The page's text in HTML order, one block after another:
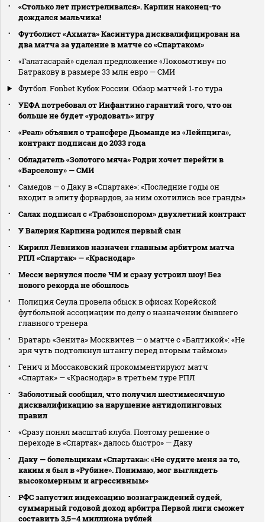
«Столько лет пристреливался». Карпин наконец-то
дождался мальчика!
Футболист «Ахмата» Касинтура дисквалифицирован на
два матча за удаление в матче со «Спартаком»
«Галатасарай» сделал предложение «Локомотиву» по
Батракову в размере 33 млн евро — СМИ
Футбол. Fonbet Кубок России. Обзор матчей 1-го тура
УЕФА потребовал от Инфантино гарантий того, что он
больше не будет «уродовать» игру
«Реал» объявил о трансфере Дьоманде из «Лейпцига»,
контракт подписан до 2033 года
Обладатель «Золотого мяча» Родри хочет перейти в
«Барселону» — СМИ
Самедов — о Даку в «Спартаке»: «Последние годы он
входит в элиту форвардов, за ним охотились все гранды»
Салах подписал с «Трабзонспором» двухлетний контракт
У Валерия Карпина родился первый сын
Кирилл Левников назначен главным арбитром матча
РПЛ «Спартак» — «Краснодар»
Месси вернулся после ЧМ и сразу устроил шоу! Без
нового рекорда не обошлось
Полиция Сеула провела обыск в офисах Корейской
футбольной ассоциации по делу о назначении бывшего
главного тренера
Вратарь «Зенита» Москвичев — о матче с «Балтикой»: «Не
зря чуть подтолкнул штангу перед вторым таймом»
Генич и Моссаковский прокомментируют матч
«Спартак» — «Краснодар» в третьем туре РПЛ
Заболотный сообщил, что получил шестимесячную
дисквалификацию за нарушение антидопинговых
правил
«Сразу понял масштаб клуба. Поэтому решение о
переходе в «Спартак» далось быстро» — Даку
Даку — болельщикам «Спартака»: «Не судите меня за то,
каким я был в «Рубине». Понимаю, мог выглядеть
высокомерным и агрессивным»
РФС запустил индексацию вознаграждений судей,
суммарный годовой доход арбитра Первой лиги сможет
составить 3,5–4 миллиона рублей